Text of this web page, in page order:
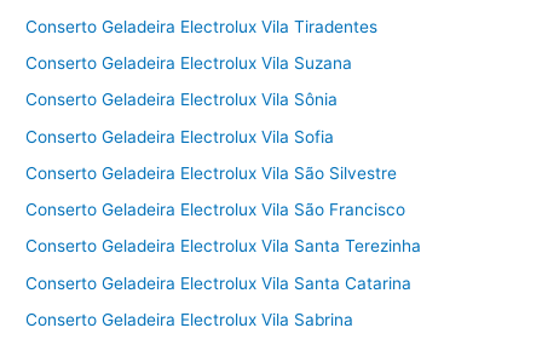
Conserto Geladeira Electrolux Vila Tiradentes
Conserto Geladeira Electrolux Vila Suzana
Conserto Geladeira Electrolux Vila Sônia
Conserto Geladeira Electrolux Vila Sofia
Conserto Geladeira Electrolux Vila São Silvestre
Conserto Geladeira Electrolux Vila São Francisco
Conserto Geladeira Electrolux Vila Santa Terezinha
Conserto Geladeira Electrolux Vila Santa Catarina
Conserto Geladeira Electrolux Vila Sabrina